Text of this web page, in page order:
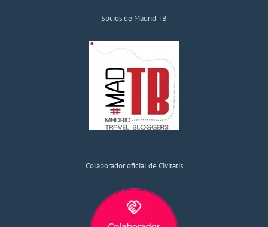
Socios de Madrid TB
Colaborador oficial de Civitatis